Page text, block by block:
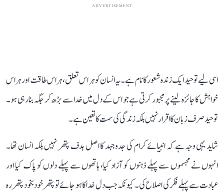
ADVERTISEMENT
اسی لیے توحید ایک زندہ شعور کا نام ہے۔ یہ انسان کو ہر اس تعلق، ہر اس طاقت اور ہر اس
خواہش کا جائزہ لینے پر مجبور کرتی ہے جو اس کے دل میں خدا سے بڑھ کر جگہ بنا رہی ہو۔
توحید صرف زبان کا اقرار نہیں بلکہ زندگی کی سمت کا تعین ہے۔
شاید یہی وجہ ہے کہ انبیائے کرام کی جدوجہد کا اصل ہدف پتھر نہیں بلکہ انسان تھا۔
انہوں نے مجسموں سے پہلے ذہنوں کو آزاد کیا، ہاتھوں سے پہلے دلوں کو پاک کیا اور
عبادت سے پہلے فکر کی اصلاح کی۔ کیونکہ جب دل خدا کا ہو جائے تو پتھر خود بخود پتھر رہ